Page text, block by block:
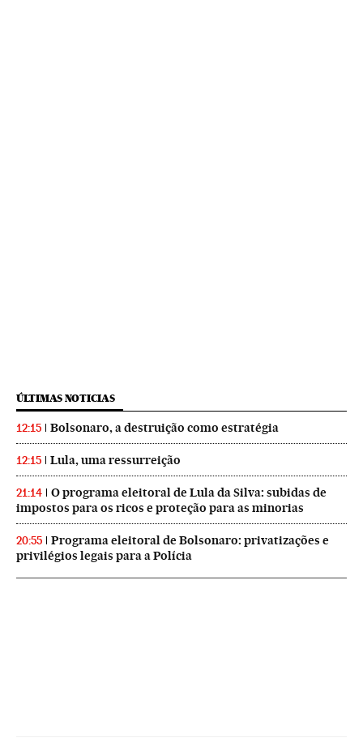
ÚLTIMAS NOTICIAS
12:15 Bolsonaro, a destruição como estratégia
12:15 Lula, uma ressurreição
21:14
O programa eleitoral de Lula da Silva: subidas de
impostos para os ricos e proteção para as minorias
20:55
Programa eleitoral de Bolsonaro: privatizações e
privilégios legais para a Polícia